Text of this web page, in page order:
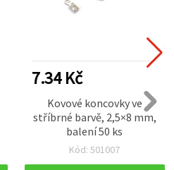
7.34 Kč
Kovové koncovky ve
stříbrné barvě, 2,5×8 mm,
balení 50 ks
Kód: 501007